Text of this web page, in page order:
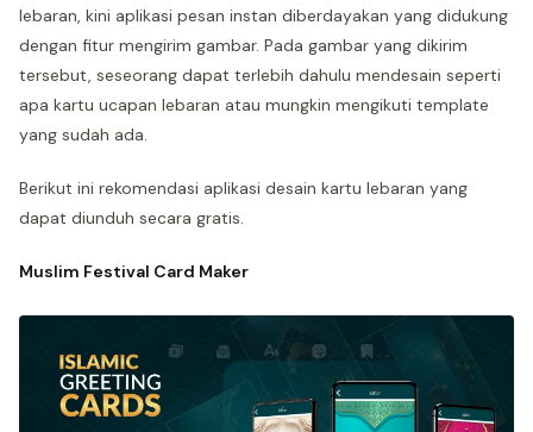
lebaran, kini aplikasi pesan instan diberdayakan yang didukung
dengan fitur mengirim gambar. Pada gambar yang dikirim
tersebut, seseorang dapat terlebih dahulu mendesain seperti
apa kartu ucapan lebaran atau mungkin mengikuti template
yang sudah ada.
Berikut ini rekomendasi aplikasi desain kartu lebaran yang
dapat diunduh secara gratis.
Muslim Festival Card Maker